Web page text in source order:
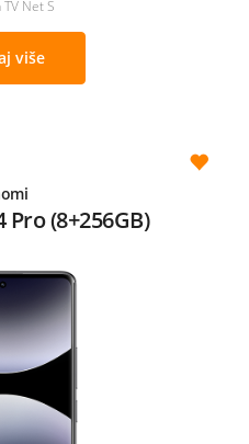
Net S
više
(8+256GB)